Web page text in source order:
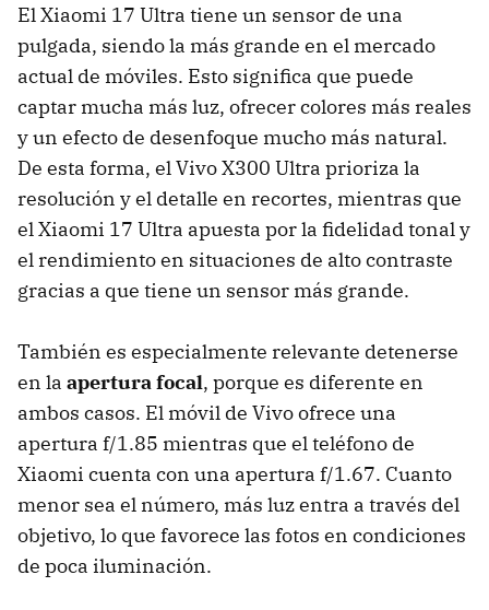
El Xiaomi 17 Ultra tiene un sensor de una
pulgada, siendo la más grande en el mercado
actual de móviles. Esto significa que puede
captar mucha más luz, ofrecer colores más reales
y un efecto de desenfoque mucho más natural.
De esta forma, el Vivo X300 Ultra prioriza la
resolución y el detalle en recortes, mientras que
el Xiaomi 17 Ultra apuesta por la fidelidad tonal y
el rendimiento en situaciones de alto contraste
gracias a que tiene un sensor más grande.
También es especialmente relevante detenerse
en la apertura focal, porque es diferente en
ambos casos. El móvil de Vivo ofrece una
apertura f/1.85 mientras que el teléfono de
Xiaomi cuenta con una apertura f/1.67. Cuanto
menor sea el número, más luz entra a través del
objetivo, lo que favorece las fotos en condiciones
de poca iluminación.